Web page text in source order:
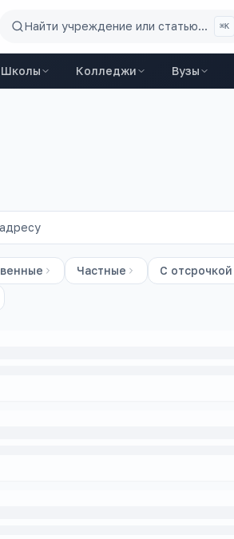
Найти учреждение или статью... ⌘K
Школы Колледжи Вузы
Частные С отсрочкой